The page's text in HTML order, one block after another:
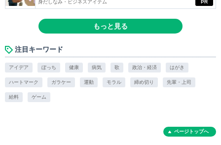
PR
身だしなみ・ビジネスアイテム
もっと見る
注目キーワード
アイデア ぼっち 健康 病気 歌 政治・経済 はがき
ハートマーク ガラケー 運動 モラル 締め切り 先輩・上司
給料 ゲーム
ページトップへ